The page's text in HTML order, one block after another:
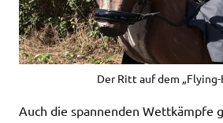
Der Ritt auf dem „Flying-
Auch die spannenden Wettkämpfe